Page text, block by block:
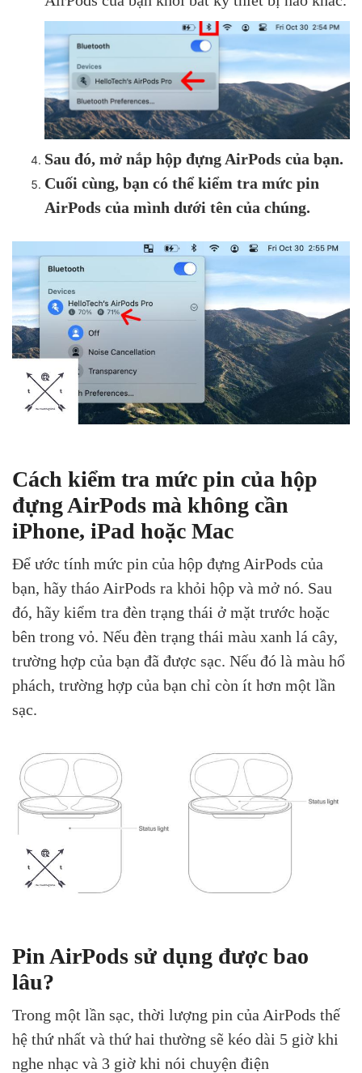
Sau đó, mở nắp hộp đựng AirPods của bạn.
Cuối cùng, bạn có thể kiểm tra mức pin
AirPods của mình dưới tên của chúng.
Cách kiểm tra mức pin của hộp
đựng AirPods mà không cần
iPhone, iPad hoặc Mac
Để ước tính mức pin của hộp đựng AirPods của
bạn, hãy tháo AirPods ra khỏi hộp và mở nó. Sau
đó, hãy kiểm tra đèn trạng thái ở mặt trước hoặc
bên trong vỏ. Nếu đèn trạng thái màu xanh lá cây,
trường hợp của bạn đã được sạc. Nếu đó là màu hổ
phách, trường hợp của bạn chỉ còn ít hơn một lần
sạc.
Pin AirPods sử dụng được bao
lâu?
Trong một lần sạc, thời lượng pin của AirPods thế
hệ thứ nhất và thứ hai thường sẽ kéo dài 5 giờ khi
nghe nhạc và 3 giờ khi nói chuyện điện